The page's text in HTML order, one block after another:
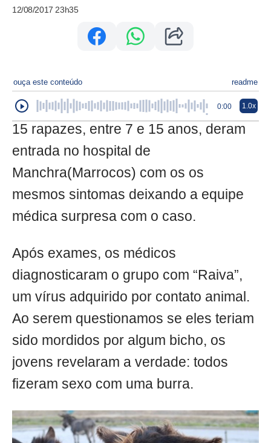
12/08/2017 23h35
ouça este conteúdo readme
0:00 1.0x
15 rapazes, entre 7 e 15 anos, deram
entrada no hospital de
Manchra(Marrocos) com os os
mesmos sintomas deixando a equipe
médica surpresa com o caso.
Após exames, os médicos
diagnosticaram o grupo com “Raiva”,
um vírus adquirido por contato animal.
Ao serem questionamos se eles teriam
sido mordidos por algum bicho, os
jovens revelaram a verdade: todos
fizeram sexo com uma burra.